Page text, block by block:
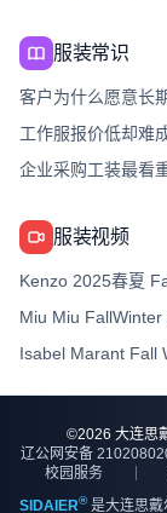
服装常识
客户为什么愿意长
工作服报价低却难
企业采购工装最看
服装视频
Kenzo 2025春夏
Miu Miu
Isabel Marant Fall
©2026 大连思
辽公网安备
校园服务
SIDAIER®是大连思戴